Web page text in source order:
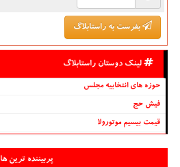
بفرست به راستابلاگ
لینک دوستان راستابلاگ
حوزه های انتخابیه مجلس
فیش حج
قیمت بیسیم موتورولا
پربیننده ترین ها